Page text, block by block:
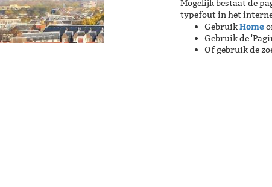
Mogelijk bestaat de
typefout in het
GebruikHome
Gebruik de
Of gebruik de